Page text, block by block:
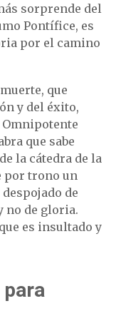
sorprende del
Pontífice, es
por el camino
que
y del éxito,
que sabe
la cátedra de la
por trono un
de
no de gloria.
es insultado y